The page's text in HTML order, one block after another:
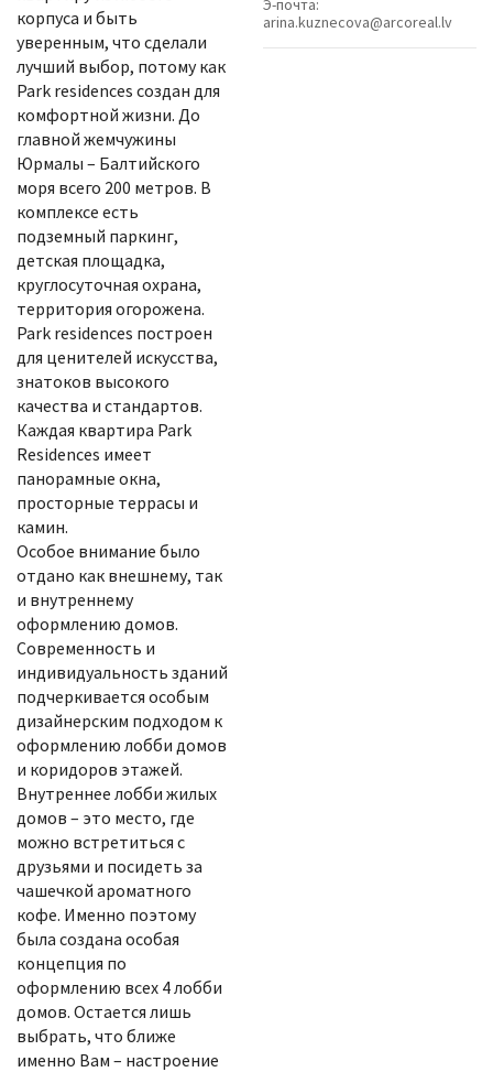
корпуса и быть
уверенным, что сделали
лучший выбор, потому как
Park residences создан для
комфортной жизни. До
главной жемчужины
Юрмалы – Балтийского
моря всего 200 метров. В
комплексе есть
подземный паркинг,
детская площадка,
круглосуточная охрана,
территория огорожена.
Park residences построен
для ценителей искусства,
знатоков высокого
качества и стандартов.
Каждая квартира Park
Residences имеет
панорамные окна,
просторные террасы и
камин.
Особое внимание было
отдано как внешнему, так
и внутреннему
оформлению домов.
Современность и
индивидуальность зданий
подчеркивается особым
дизайнерским подходом к
оформлению лобби домов
и коридоров этажей.
Внутреннее лобби жилых
домов – это место, где
можно встретиться с
друзьями и посидеть за
чашечкой ароматного
кофе. Именно поэтому
была создана особая
концепция по
оформлению всех 4 лобби
домов. Остается лишь
выбрать, что ближе
именно Вам – настроение
Э-почта:
arina.kuznecova@arcoreal.lv